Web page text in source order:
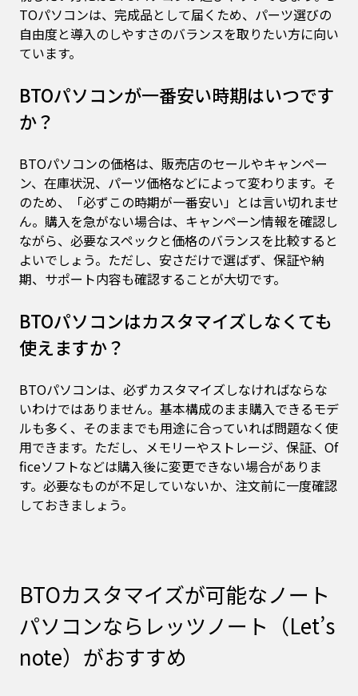
TOパソコンは、完成品として届くため、パーツ選びの
自由度と導入のしやすさのバランスを取りたい方に向い
ています。
BTOパソコンが一番安い時期はいつです
か？
BTOパソコンの価格は、販売店のセールやキャンペー
ン、在庫状況、パーツ価格などによって変わります。そ
のため、「必ずこの時期が一番安い」とは言い切れませ
ん。購入を急がない場合は、キャンペーン情報を確認し
ながら、必要なスペックと価格のバランスを比較すると
よいでしょう。ただし、安さだけで選ばず、保証や納
期、サポート内容も確認することが大切です。
BTOパソコンはカスタマイズしなくても
使えますか？
BTOパソコンは、必ずカスタマイズしなければならな
いわけではありません。基本構成のまま購入できるモデ
ルも多く、そのままでも用途に合っていれば問題なく使
用できます。ただし、メモリーやストレージ、保証、Of
ficeソフトなどは購入後に変更できない場合がありま
す。必要なものが不足していないか、注文前に一度確認
しておきましょう。
BTOカスタマイズが可能なノート
パソコンならレッツノート（Let’s
note）がおすすめ